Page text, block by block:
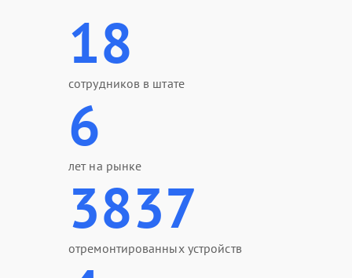
18
сотрудников в штате
6
лет на рынке
3837
отремонтированных устройств